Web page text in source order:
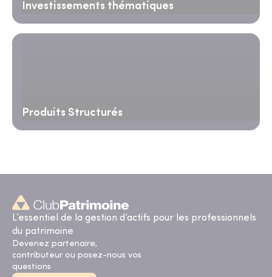
Investissements thématiques
Produits Structurés
L’essentiel de la gestion d’actifs pour les professionnels
du patrimoine
Devenez partenaire,
contributeur ou posez-nous vos
questions